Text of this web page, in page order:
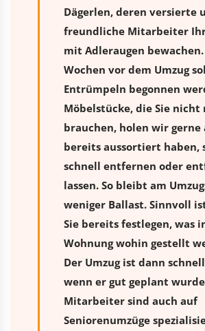
Dägerlen, deren versierte
freundliche Mitarbeiter
mit Adleraugen
Wochen vor dem Umzug
Entrümpeln begonnen
Möbelstücke, die Sie nicht
brauchen, holen wir gerne
bereits aussortiert haben,
schnell entfernen oder
lassen. So bleibt am
weniger Ballast. Sinnvoll
Sie bereits festlegen, was
Wohnung wohin gestellt
Der Umzug ist dann
wenn er gut geplant
Mitarbeiter sind auch auf
Seniorenumzüge